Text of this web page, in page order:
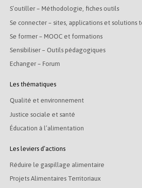
S’outiller – Méthodologie, fiches outils
Se connecter – sites, applications et solutions
Se former – MOOC et formations
Sensibiliser – Outils pédagogiques
Echanger – Forum
Les thématiques
Qualité et environnement
Justice sociale et santé
Éducation à l’alimentation
Les leviers d’actions
Réduire le gaspillage alimentaire
Projets Alimentaires Territoriaux